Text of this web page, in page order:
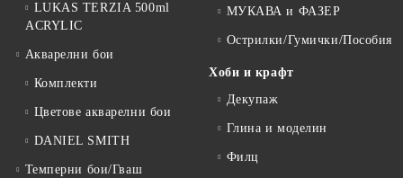
LUKAS TERZIA 500ml
ACRYLIC
Акварелни бои
Комплекти
Цветове акварелни бои
DANIEL SMITH
Темперни бои/Гваш
МУКАВА и ФАЗЕР
Острилки/Гумички/Пособия
Хоби и крафт
Декупаж
Глина и моделин
Филц